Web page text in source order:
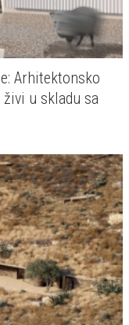
Arhitektonsko
u skladu sa